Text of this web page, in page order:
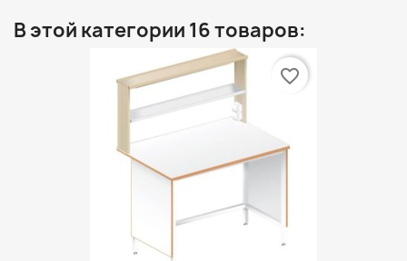
В этой категории 16 товаров:
favorite_border